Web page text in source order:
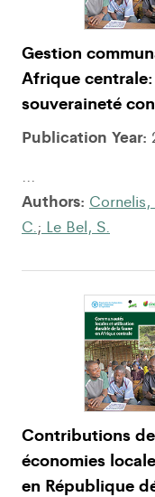
Gestion
Afrique
souveraineté
Publication Year:
...
Authors: Cornelis,
C.; Le Bel, S.
Contributions
économies
en République